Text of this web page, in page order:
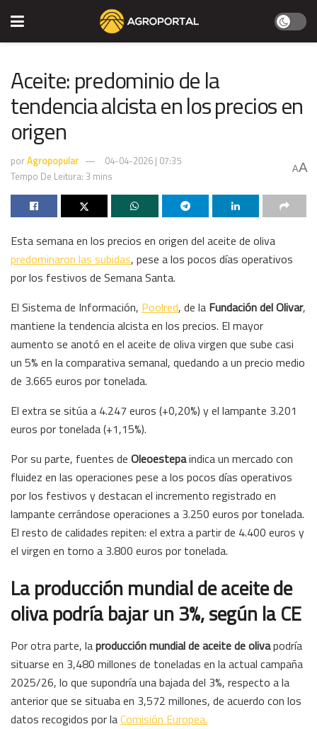
Aceite: predominio de la
tendencia alcista en los precios en
origen
porAgropopular
04-04-2026 | 07:35
Tempo De Leitura: 3 mins
AA
Esta semana en los precios en origen del aceite de oliva
predominaron las subidas, pese a los pocos días operativos
por los festivos de Semana Santa.
El Sistema de Información, Poolred, de la Fundación del Olivar,
mantiene la tendencia alcista en los precios. El mayor
aumento se anotó en el aceite de oliva virgen que sube casi
un 5% en la comparativa semanal, quedando a un precio medio
de 3.665 euros por tonelada.
El extra se sitúa a 4.247 euros (+0,20%) y el lampante 3.201
euros por tonelada (+1,15%).
Por su parte, fuentes de Oleoestepaindica un mercado con
fluidez en las operaciones pese a los pocos días operativos
por los festivos y destacan el incremento registrado en
lampante cerrándose operaciones a 3.250 euros por tonelada.
El resto de calidades repiten: el extra a partir de 4.400 euros y
el virgen en torno a 3.800 euros por tonelada.
La producción mundial de aceite de
oliva podría bajar un 3%, según la CE
Por otra parte, laproducción mundial de aceite de olivapodría
situarse en 3,480 millones de toneladas en la actual campaña
2025/26, lo que supondría una bajada del 3%, respecto a la
anterior que se situaba en 3,572 millones, de acuerdo con los
datos recogidos por laComisión Europea.